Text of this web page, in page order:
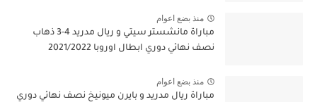
منذ بضع اعوام
مباراة مانشستر سيتي و ريال مدريد 4-3 ذهاب
نصف نهائي دوري ابطال اوروبا 2021/2022
منذ بضع اعوام
مباراة ريال مدريد و بايرن ميونيخ نصف نهائي دوري